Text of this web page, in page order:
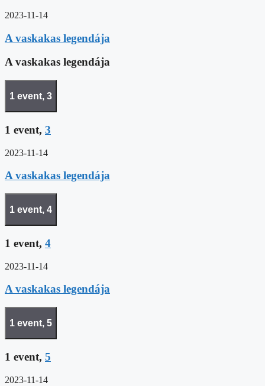
2023-11-14
A vaskakas legendája
A vaskakas legendája
1 event, 3
1 event, 3
2023-11-14
A vaskakas legendája
1 event, 4
1 event, 4
2023-11-14
A vaskakas legendája
1 event, 5
1 event, 5
2023-11-14